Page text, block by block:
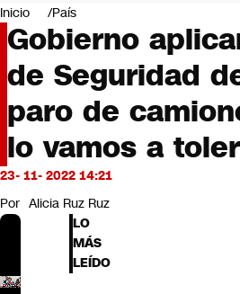
Negocios
Deportes
Programas completos
Cultura
Servicios
Bits
CNN tiempo
Futuro 360
Inicio País
Gobierno
de Seguridad
paro de
lo vamos a
23- 11- 2022 14:21
Por Alicia Ruz Ruz
LO
MÁS
LEÍDO